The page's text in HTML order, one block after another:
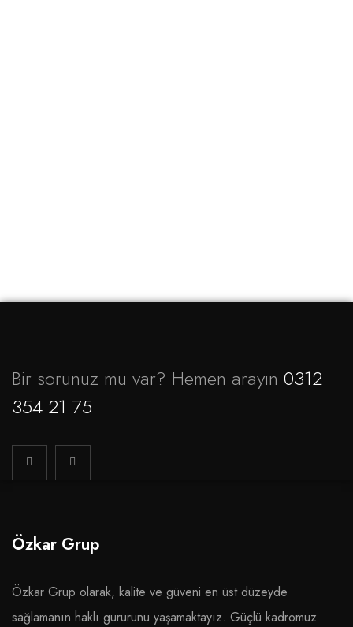
Bir sorunuz mu var? Hemen arayın 0312
354 21 75
Özkar Grup
Özkar Grup olarak, kalite ve güveni en üst düzeyde
sağlamanın haklı gururunu yaşamaktayız. Güçlü kadromuz